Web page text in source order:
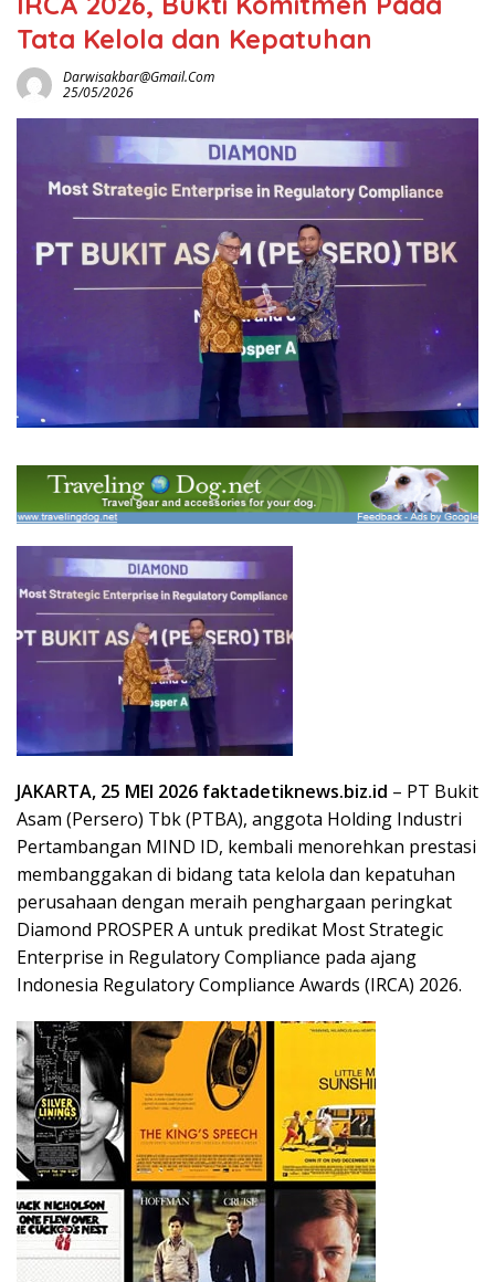
Tata Kelola dan Kepatuhan
Darwisakbar@gmail.com
25/05/2026
JAKARTA, 25 MEI 2026 faktadetiknews.biz.id – PT Bukit
Asam (Persero) Tbk (PTBA), anggota Holding Industri
Pertambangan MIND ID, kembali menorehkan prestasi
membanggakan di bidang tata kelola dan kepatuhan
perusahaan dengan meraih penghargaan peringkat
Diamond PROSPER A untuk predikat Most Strategic
Enterprise in Regulatory Compliance pada ajang
Indonesia Regulatory Compliance Awards (IRCA) 2026.